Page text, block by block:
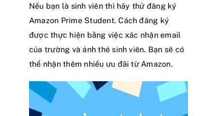
Nếu bạn là sinh viên thì hãy thử đăng ký
Amazon Prime Student. Cách đăng ký
được thực hiện bằng việc xác nhận email
của trường và ảnh thẻ sinh viên. Bạn sẽ có
thể nhận thêm nhiều ưu đãi từ Amazon.